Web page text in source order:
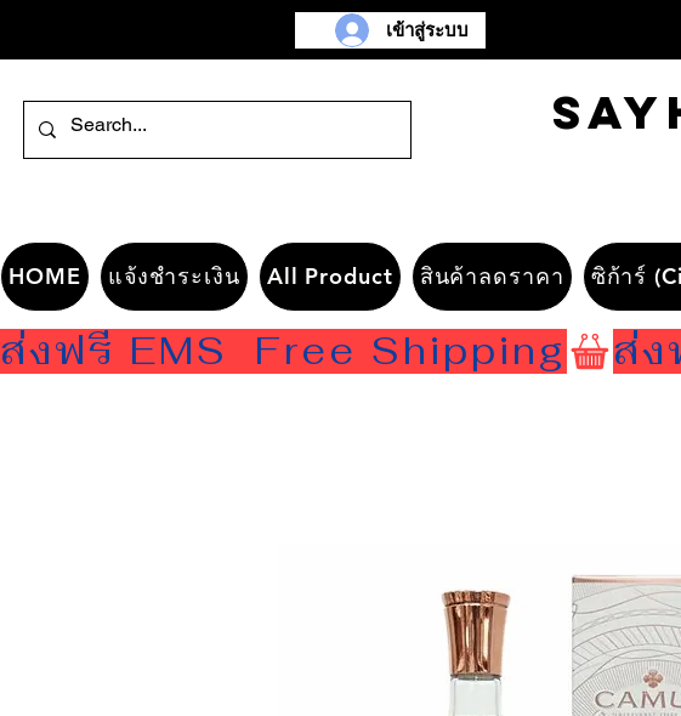
เข้าสู่ระบบ
HOME แจ้งชำระเงิน All Product สินค้าลดราคา ซิก้าร์
ส่งฟรี EMS  Free Shipping